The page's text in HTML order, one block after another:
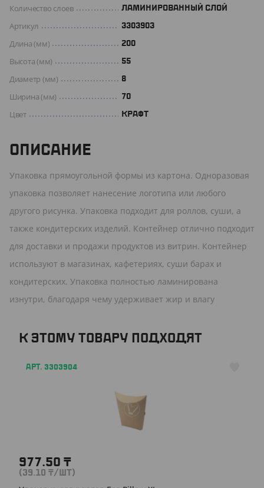
Количество слоев ЛАМИНИРОВАННЫЙ СЛОЙ
Артикул 3303903
Длина (мм) 200
Высота (мм) 55
Диаметр (мм) 8
Ширина (мм) 70
Цвет КРАФТ
ОПИСАНИЕ
Упаковка прямоугольной формы из картона. Одноразовая
упаковка позволяет нанесение логотипа или любого
другого рисунка. Упаковка подходит для роллов, суши, а
также кондитерских изделий. Контейнер отлично подходит
для доставки и продажи продуктов из витрин. Контейнер
используют в магазинах, кафетериях, суши барах и
кондитерских. Упаковка полностью ламинирована
изнутри, благодаря чему удерживает жир и влагу
К ЭТОМУ ТОВАРУ ПОДХОДЯТ
АРТ. 3303904
977.50 ₸
(39.10 ₸/ШТ)